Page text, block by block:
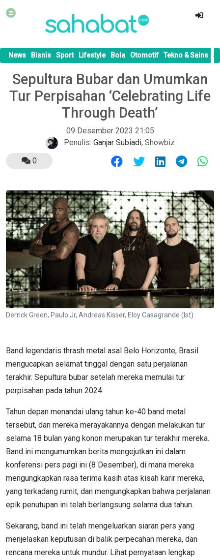
News Bisnis Sport Lifestyle Bola Otomotif Tekno & Sains
Sepultura Bubar dan Umumkan
Tur Perpisahan ‘Celebrating Life
Through Death’
09 Desember 2023 21:05
Penulis: Ganjar Subiadi, Showbiz
0
Derrick Green, Paulo Jr, Andreas Kisser, Eloy Casagrande (Ist)
Band legendaris thrash metal asal Belo Horizonte, Brasil
mengucapkan selamat tinggal dengan satu perjalanan
terakhir. Sepultura bubar setelah mereka memulai tur
perpisahan pada tahun 2024.
Tahun depan menandai ulang tahun ke-40 band metal
tersebut, dan mereka merayakannya dengan melakukan tur
selama 18 bulan yang konon merupakan tur terakhir mereka.
Band ini mengumumkan berita mengejutkan ini dalam
konferensi pers pagi ini (8 Desember), di mana mereka
mengungkapkan rasa terima kasih atas kisah karir mereka,
yang terkadang rumit, dan mengungkapkan bahwa perjalanan
epik penutupan ini telah berlangsung selama dua tahun.
Sekarang, band ini telah mengeluarkan siaran pers yang
menjelaskan keputusan di balik perpecahan mereka, dan
rencana mereka untuk mundur. Lihat pernyataan lengkap